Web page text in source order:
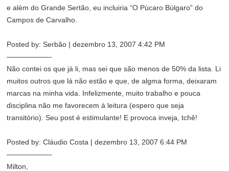
e além do Grande Sertão, eu incluiria “O Pùcaro Búlgaro” do
Campos de Carvalho.
Posted by: Serbão | dezembro 13, 2007 4:42 PM
——————-
Não contei os que já li, mas sei que são menos de 50% da lista. Li
muitos outros que lá não estão e que, de algma forma, deixaram
marcas na minha vida. Infelizmente, muito trabalho e pouca
disciplina não me favorecem à leitura (espero que seja
transitório). Seu post é estimulante! E provoca inveja, tchê!
Posted by: Cláudio Costa | dezembro 13, 2007 6:44 PM
——————-
Milton,